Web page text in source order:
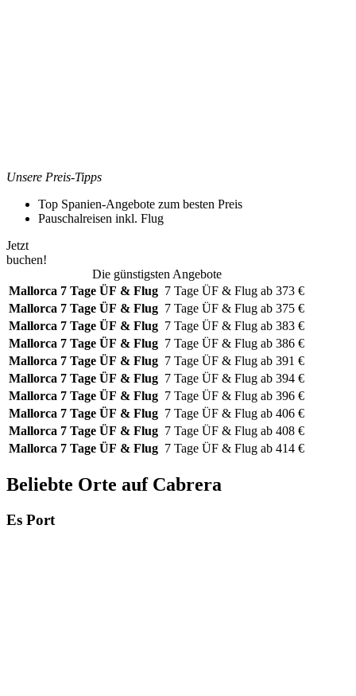
Unsere Preis-Tipps
Top Spanien-Angebote zum besten Preis
Pauschalreisen inkl. Flug
Jetzt
buchen!
Die günstigsten Angebote
Mallorca 7 Tage ÜF & Flug 7 Tage ÜF & Flug ab 373 €
Mallorca 7 Tage ÜF & Flug 7 Tage ÜF & Flug ab 375 €
Mallorca 7 Tage ÜF & Flug 7 Tage ÜF & Flug ab 383 €
Mallorca 7 Tage ÜF & Flug 7 Tage ÜF & Flug ab 386 €
Mallorca 7 Tage ÜF & Flug 7 Tage ÜF & Flug ab 391 €
Mallorca 7 Tage ÜF & Flug 7 Tage ÜF & Flug ab 394 €
Mallorca 7 Tage ÜF & Flug 7 Tage ÜF & Flug ab 396 €
Mallorca 7 Tage ÜF & Flug 7 Tage ÜF & Flug ab 406 €
Mallorca 7 Tage ÜF & Flug 7 Tage ÜF & Flug ab 408 €
Mallorca 7 Tage ÜF & Flug 7 Tage ÜF & Flug ab 414 €
Beliebte Orte auf Cabrera
Es Port